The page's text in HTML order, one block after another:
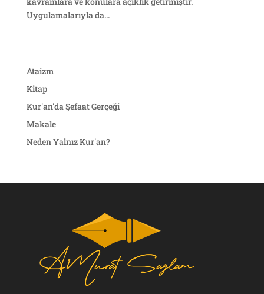
Uygulamalarıyla da...
Ataizm
Kitap
Kur'an'da Şefaat Gerçeği
Makale
Neden Yalnız Kur'an?